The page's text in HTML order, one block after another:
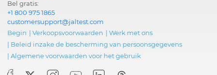
Bel gratis:
+1 800 975 1865
customersupport@jaltest.com
Begin | Verkoopsvoorwaarden | Werk met ons
| Beleid inzake de bescherming van persoonsgegevens
| Algemene voorwaarden voor het gebruik